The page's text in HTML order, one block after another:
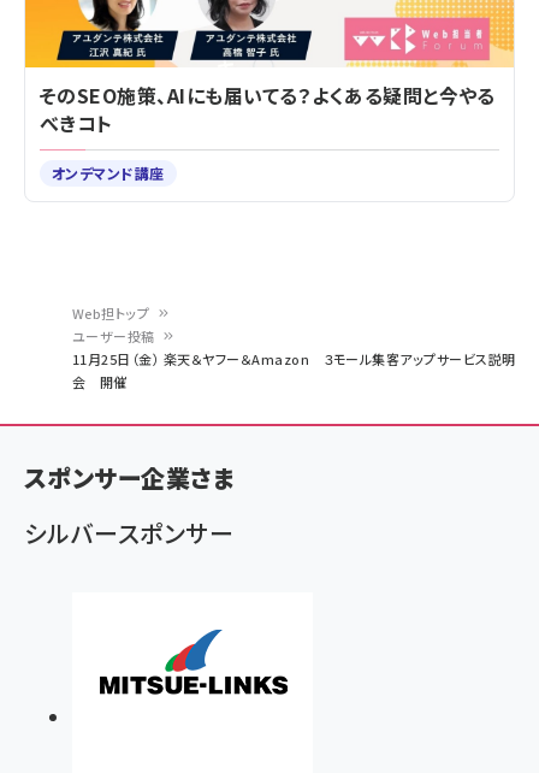
く
ず
Web担トップ
ユーザー投稿
11月25日（金） 楽天＆ヤフー＆Amazon ３モール集客アップサービス説明
会 開催
そのSEO施策、AIにも届いてる？よくある疑問と今やる
べきコト
オンデマンド講座
スポンサー企業さま
シルバースポンサー